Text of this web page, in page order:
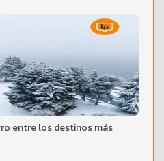
entre los destinos más